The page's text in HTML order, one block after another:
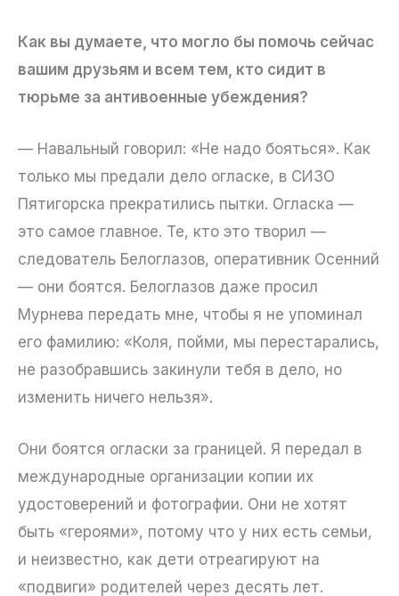
Как вы думаете, что могло бы помочь сейчас
вашим друзьям и всем тем, кто сидит в
тюрьме за антивоенные убеждения?
— Навальный говорил: «Не надо бояться». Как
только мы предали дело огласке, в СИЗО
Пятигорска прекратились пытки. Огласка —
это самое главное. Те, кто это творил —
следователь Белоглазов, оперативник Осенний
— они боятся. Белоглазов даже просил
Мурнева передать мне, чтобы я не упоминал
его фамилию: «Коля, пойми, мы перестарались,
не разобравшись закинули тебя в дело, но
изменить ничего нельзя».
Они боятся огласки за границей. Я передал в
международные организации копии их
удостоверений и фотографии. Они не хотят
быть «героями», потому что у них есть семьи,
и неизвестно, как дети отреагируют на
«подвиги» родителей через десять лет.